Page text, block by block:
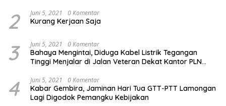
2 Juni 5, 2021 0 Komentar
Kurang Kerjaan Saja
3 Juni 5, 2021 0 Komentar
Bahaya Mengintai, Diduga Kabel Listrik Tegangan
Tinggi Menjalar di Jalan Veteran Dekat Kantor PLN
4 Juni 5, 2021 0 Komentar
Kabar Gembira, Jaminan Hari Tua GTT-PTT Lamongan
Lagi Digodok Pemangku Kebijakan